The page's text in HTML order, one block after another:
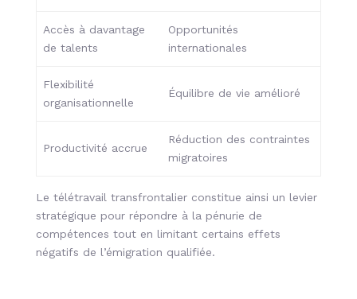
Accès à davantage
de talents
Opportunités
internationales
Flexibilité
organisationnelle
Équilibre de vie amélioré
Productivité accrue
Réduction des contraintes
migratoires
Le télétravail transfrontalier constitue ainsi un levier
stratégique pour répondre à la pénurie de
compétences tout en limitant certains effets
négatifs de l’émigration qualifiée.